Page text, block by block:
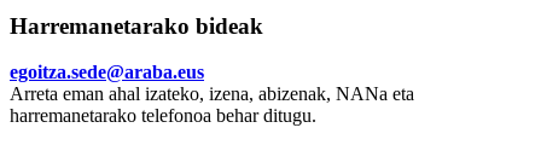
Harremanetarako bideak
egoitza.sede@araba.eus
Arreta eman ahal izateko, izena, abizenak, NANa eta
harremanetarako telefonoa behar ditugu.